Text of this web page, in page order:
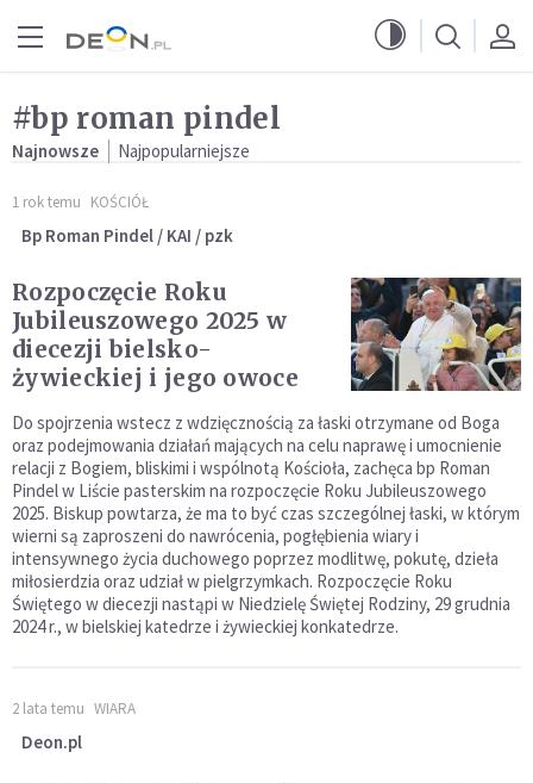
#bp roman pindel
Najnowsze Najpopularniejsze
1 rok temu KOŚCIÓŁ
Bp Roman Pindel / KAI / pzk
Rozpoczęcie Roku
Jubileuszowego 2025 w
diecezji bielsko-
żywieckiej i jego owoce
Do spojrzenia wstecz z wdzięcznością za łaski otrzymane od Boga
oraz podejmowania działań mających na celu naprawę i umocnienie
relacji z Bogiem, bliskimi i wspólnotą Kościoła, zachęca bp Roman
Pindel w Liście pasterskim na rozpoczęcie Roku Jubileuszowego
2025. Biskup powtarza, że ma to być czas szczególnej łaski, w którym
wierni są zaproszeni do nawrócenia, pogłębienia wiary i
intensywnego życia duchowego poprzez modlitwę, pokutę, dzieła
miłosierdzia oraz udział w pielgrzymkach. Rozpoczęcie Roku
Świętego w diecezji nastąpi w Niedzielę Świętej Rodziny, 29 grudnia
2024 r., w bielskiej katedrze i żywieckiej konkatedrze.
2 lata temu WIARA
Deon.pl